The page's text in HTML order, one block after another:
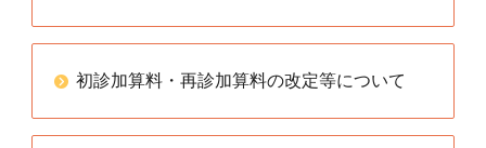
初診加算料・再診加算料の改定等について